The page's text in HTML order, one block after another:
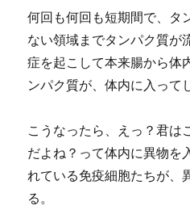
何回も何回も短期間で、タ
ない領域までタンパク質が
症を起こして本来腸から体
ンパク質が、体内に入って
こうなったら、えっ？君は
だよね？って体内に異物を
れている免疫細胞たちが、
る。